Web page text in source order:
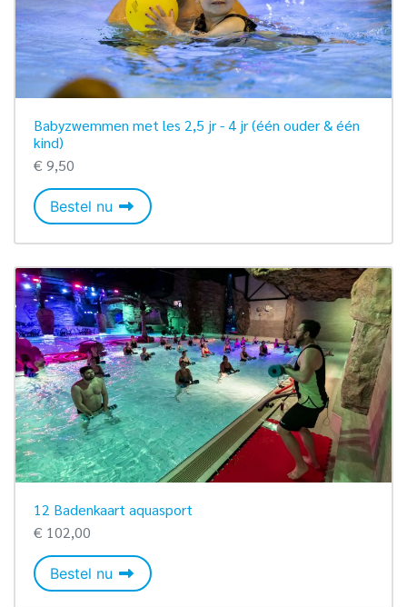
Babyzwemmen met les 2,5 jr - 4 jr (één ouder & één
kind)
€ 9,50
Bestel nu Babyzwemmen met les 2,5 jr - 4 jr (één
12 Badenkaart aquasport
€ 102,00
Bestel nu 12 Badenkaart aquasport